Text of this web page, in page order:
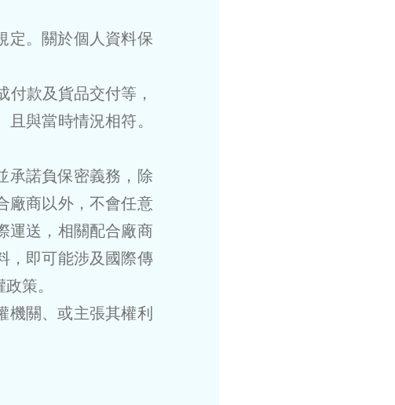
定。關於個人資料保
款及貨品交付等，
與當時情況相符。
承諾負保密義務，除
廠商以外，不會任意
運送，相關配合廠商
，即可能涉及國際傳
策。
機關、或主張其權利